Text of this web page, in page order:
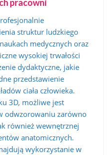
pracowni
struktur ludzkiego
medycznych oraz
wysokiej trwałości
dydaktyczne, jakie
przedstawienie
ciała człowieka.
3D, możliwe jest
odwzorowaniu zarówno
również wewnętrznej
anatomicznych.
wykorzystanie w